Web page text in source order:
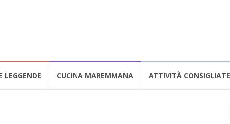
LEGGENDE CUCINA MAREMMANA ATTIVITÀ CONSIGLIATE